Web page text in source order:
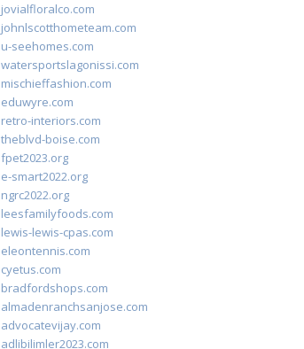
jovialfloralco.com
johnlscotthometeam.com
u-seehomes.com
watersportslagonissi.com
mischieffashion.com
eduwyre.com
retro-interiors.com
theblvd-boise.com
fpet2023.org
e-smart2022.org
ngrc2022.org
leesfamilyfoods.com
lewis-lewis-cpas.com
eleontennis.com
cyetus.com
bradfordshops.com
almadenranchsanjose.com
advocatevijay.com
adlibilimler2023.com